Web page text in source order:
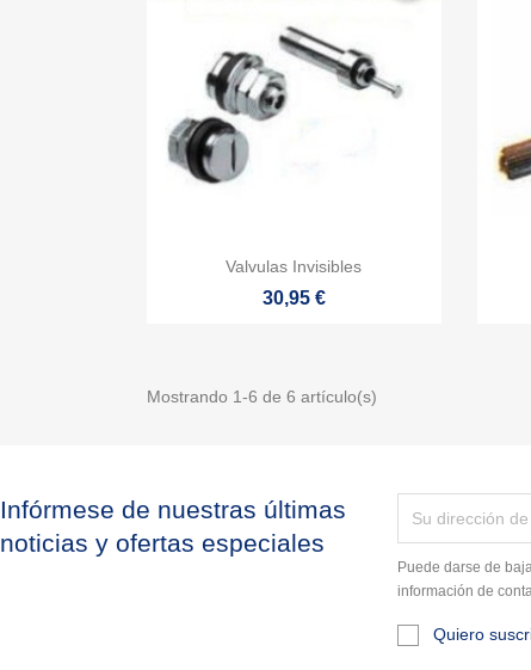
Vista rápida
Valvulas Invisibles
30,95 €
Mostrando 1-6 de 6 artículo(s)
Infórmese de nuestras últimas
noticias y ofertas especiales
Puede darse de
información de
Quiero